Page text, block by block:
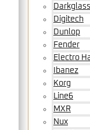
Darkglass
Digitech
Dunlop
Fender
Electro
Ibanez
Korg
Line6
MXR
Nux